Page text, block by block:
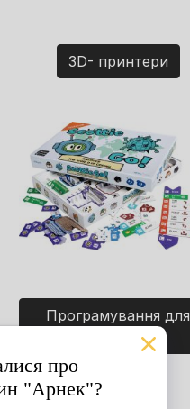
3D- принтери
Програмування для
дітей. Ігри.